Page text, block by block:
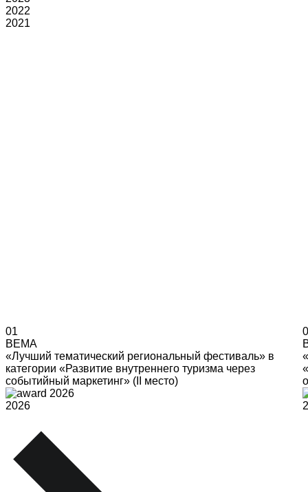
2022
2021
01
BEMA
«Лучший тематический региональный фестиваль» в
категории «Развитие внутреннего туризма через
событийный маркетинг» (II место)
2026